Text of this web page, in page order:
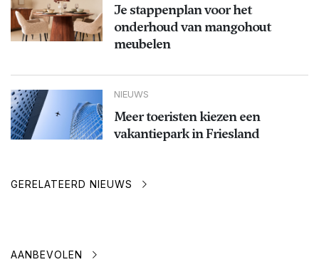
Je stappenplan voor het
onderhoud van mangohout
meubelen
NIEUWS
Meer toeristen kiezen een
vakantiepark in Friesland
GERELATEERD NIEUWS
AANBEVOLEN